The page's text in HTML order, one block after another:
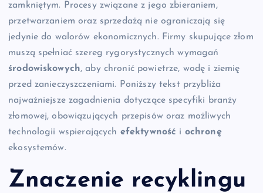
zamkniętym. Procesy związane z jego zbieraniem,
przetwarzaniem oraz sprzedażą nie ograniczają się
jedynie do walorów ekonomicznych. Firmy skupujące złom
muszą spełniać szereg rygorystycznych wymagań
środowiskowych, aby chronić powietrze, wodę i ziemię
przed zanieczyszczeniami. Poniższy tekst przybliża
najważniejsze zagadnienia dotyczące specyfiki branży
złomowej, obowiązujących przepisów oraz możliwych
technologii wspierających efektywność i ochronę
ekosystemów.
Znaczenie recyklingu